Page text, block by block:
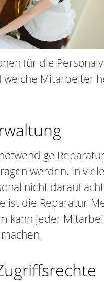
für die
Mitarbeiter
werden. In
nicht darauf
ist die Reparatur-
kann jeder